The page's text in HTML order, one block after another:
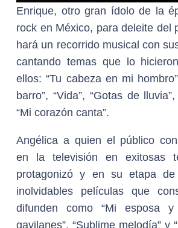
Enrique, otro gran ídolo de la
rock en México, para deleite del
hará un recorrido musical con
cantando temas que lo
ellos: “Tu cabeza en mi
barro”, “Vida”, “Gotas de
“Mi corazón canta”.
Angélica a quien el público
en la televisión en exitosas
protagonizó y en su etapa
inolvidables películas que
difunden como “Mi esposa
gavilanes”, “Sublime melodía” y